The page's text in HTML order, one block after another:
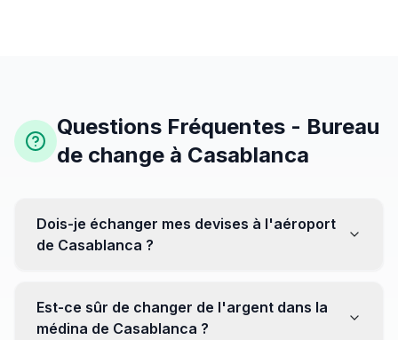
Questions Fréquentes - Bureau
de change à Casablanca
Dois-je échanger mes devises à l'aéroport
de Casablanca ?
être moins avantageux. Orientez-vous plutôt vers les
bureaux de change en ville pour obtenir de meilleurs
Est-ce sûr de changer de l'argent dans la
médina de Casablanca ?